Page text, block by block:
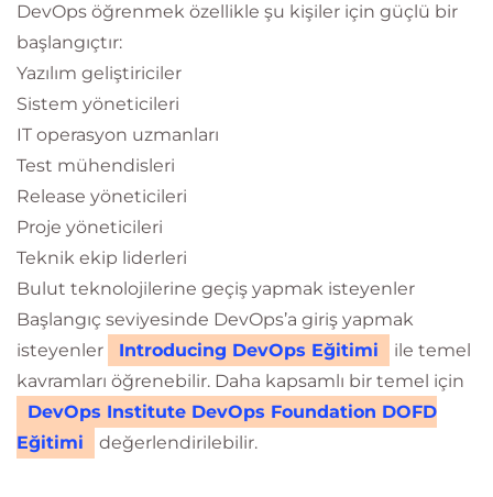
DevOps öğrenmek özellikle şu kişiler için güçlü bir
başlangıçtır:
Yazılım geliştiriciler
Sistem yöneticileri
IT operasyon uzmanları
Test mühendisleri
Release yöneticileri
Proje yöneticileri
Teknik ekip liderleri
Bulut teknolojilerine geçiş yapmak isteyenler
Başlangıç seviyesinde DevOps’a giriş yapmak
isteyenler
Introducing DevOps Eğitimi
ile temel
kavramları öğrenebilir. Daha kapsamlı bir temel için
DevOps Institute DevOps Foundation DOFD
Eğitimi
değerlendirilebilir.